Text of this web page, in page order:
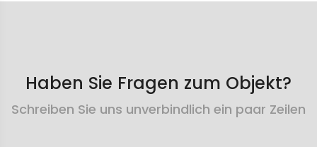
Haben Sie Fragen zum Objekt?
Schreiben Sie uns unverbindlich ein paar Zeilen